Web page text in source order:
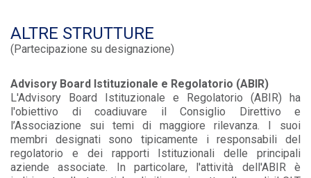
ALTRE STRUTTURE
(Partecipazione su designazione)
Advisory Board Istituzionale e Regolatorio (ABIR)
L'Advisory Board Istituzionale e Regolatorio (ABIR) ha
l'obiettivo di coadiuvare il Consiglio Direttivo e
l’Associazione sui temi di maggiore rilevanza. I suoi
membri designati sono tipicamente i responsabili del
regolatorio e dei rapporti Istituzionali delle principali
aziende associate. In particolare, l'attività dell'ABIR è